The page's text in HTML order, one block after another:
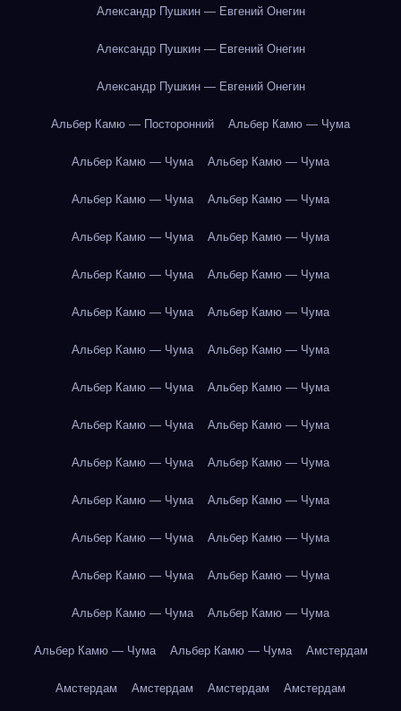
Александр Пушкин — Евгений Онегин
Александр Пушкин — Евгений Онегин
Александр Пушкин — Евгений Онегин
Альбер Камю — Посторонний Альбер Камю — Чума
Альбер Камю — Чума Альбер Камю — Чума
Альбер Камю — Чума Альбер Камю — Чума
Альбер Камю — Чума Альбер Камю — Чума
Альбер Камю — Чума Альбер Камю — Чума
Альбер Камю — Чума Альбер Камю — Чума
Альбер Камю — Чума Альбер Камю — Чума
Альбер Камю — Чума Альбер Камю — Чума
Альбер Камю — Чума Альбер Камю — Чума
Альбер Камю — Чума Альбер Камю — Чума
Альбер Камю — Чума Альбер Камю — Чума
Альбер Камю — Чума Альбер Камю — Чума
Альбер Камю — Чума Альбер Камю — Чума
Альбер Камю — Чума Альбер Камю — Чума
Альбер Камю — Чума Альбер Камю — Чума Амстердам
Амстердам Амстердам Амстердам Амстердам